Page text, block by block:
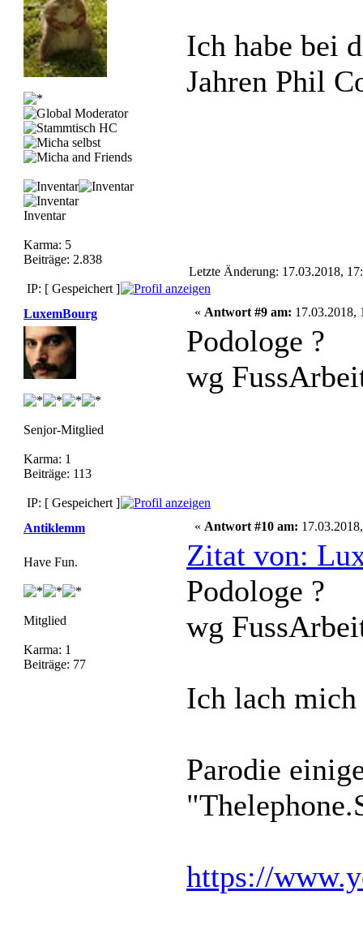
Inventar
Karma: 5
Beiträge: 2.838
Ich habe bei
Jahren Phil
Letzte Änderung: 17.03.2018,
IP: [ Gespeichert ]
LuxemBourg
Senjor-Mitglied
Karma: 1
Beiträge: 113
« Antwort #9 am: 17.03.2018,
Podologe ?
wg
IP: [ Gespeichert ]
Antiklemm
Have Fun.
Mitglied
Karma: 1
Beiträge: 77
« Antwort #10 am:
Zitat von:
Podologe ?
wg
Ich lach
Parodie
https://